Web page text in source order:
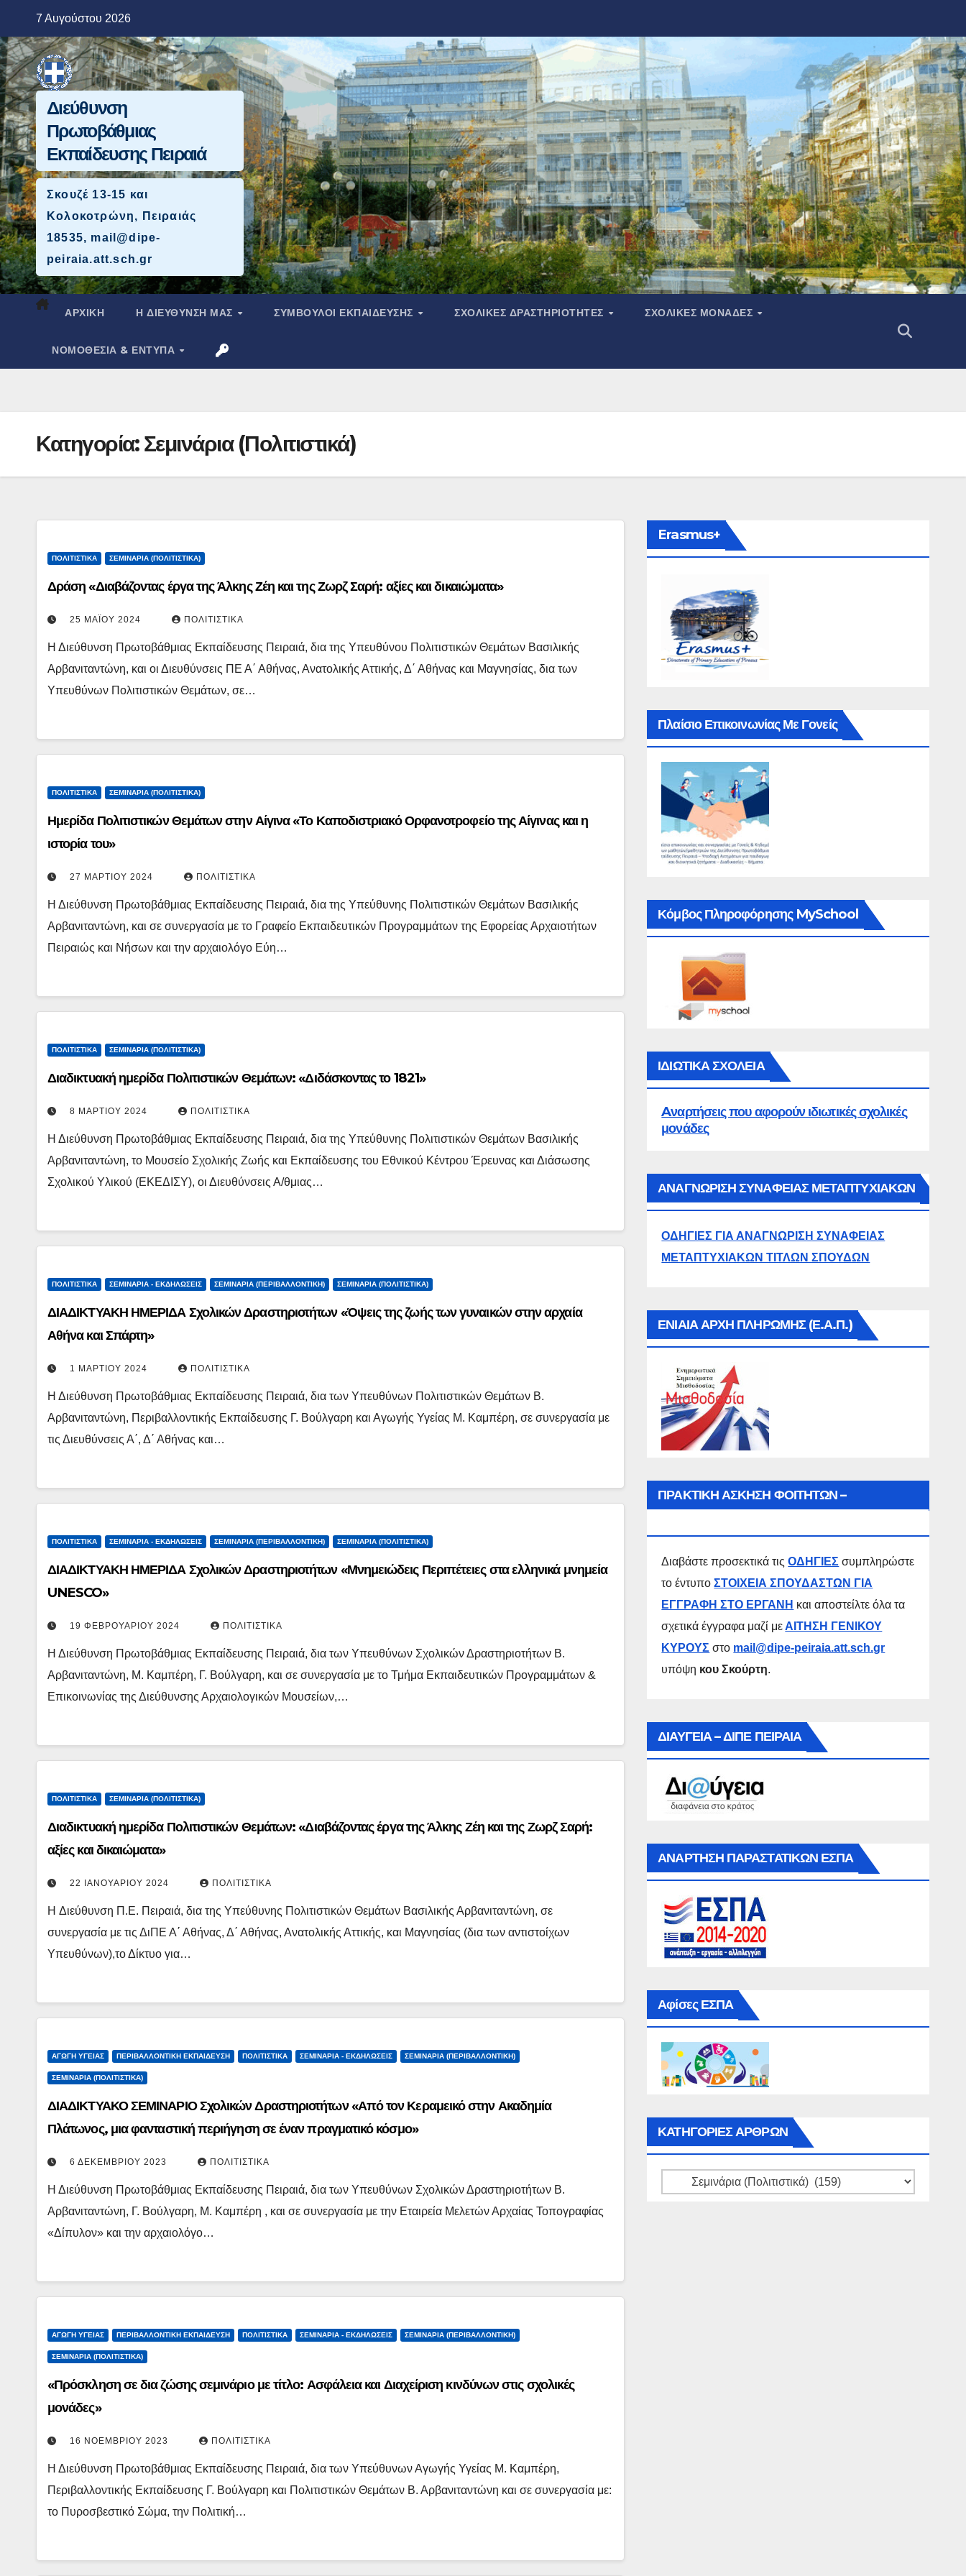
περιεχόμενο
7 Αυγούστου 2026
Διεύθυνση
Πρωτοβάθμιας
Εκπαίδευσης Πειραιά
Σκουζέ 13-15 και
Κολοκοτρώνη, Πειραιάς
18535, mail@dipe-
peiraia.att.sch.gr
ΑΡΧΙΚΉ Η ΔΙΕΥΘΥΝΣΗ ΜΑΣ ΣΥΜΒΟΥΛΟΙ ΕΚΠΑΙΔΕΥΣΗΣ ΣΧΟΛΙΚΕΣ ΔΡΑΣΤΗΡΙΟΤΗΤΕΣ ΣΧΟΛΙΚΕΣ ΜΟΝΑΔΕΣ
ΝΟΜΟΘΕΣΊΑ & ΈΝΤΥΠΑ
Κατηγορία:Σεμινάρια (Πολιτιστικά)
ΠΟΛΙΤΙΣΤΙΚΆ ΣΕΜΙΝΆΡΙΑ (ΠΟΛΙΤΙΣΤΙΚΆ)
Δράση «Διαβάζοντας έργα της Άλκης Ζέη και της Ζωρζ Σαρή: αξίες και δικαιώματα»
25 ΜΑΪ́ΟΥ 2024 ΠΟΛΙΤΙΣΤΙΚΆ
Η Διεύθυνση Πρωτοβάθμιας Εκπαίδευσης Πειραιά, δια της Υπευθύνου Πολιτιστικών Θεμάτων Βασιλικής
Αρβανιταντώνη, και οι Διευθύνσεις ΠΕ Α΄ Αθήνας, Ανατολικής Αττικής, Δ΄ Αθήνας και Μαγνησίας, δια των
Υπευθύνων Πολιτιστικών Θεμάτων, σε…
ΠΟΛΙΤΙΣΤΙΚΆ ΣΕΜΙΝΆΡΙΑ (ΠΟΛΙΤΙΣΤΙΚΆ)
Ημερίδα Πολιτιστικών Θεμάτων στην Αίγινα «Το Καποδιστριακό Ορφανοτροφείο της Αίγινας και η
ιστορία του»
27 ΜΑΡΤΊΟΥ 2024 ΠΟΛΙΤΙΣΤΙΚΆ
Η Διεύθυνση Πρωτοβάθμιας Εκπαίδευσης Πειραιά, δια της Υπεύθυνης Πολιτιστικών Θεμάτων Βασιλικής
Αρβανιταντώνη, και σε συνεργασία με το Γραφείο Εκπαιδευτικών Προγραμμάτων της Εφορείας Αρχαιοτήτων
Πειραιώς και Νήσων και την αρχαιολόγο Εύη…
ΠΟΛΙΤΙΣΤΙΚΆ ΣΕΜΙΝΆΡΙΑ (ΠΟΛΙΤΙΣΤΙΚΆ)
Διαδικτυακή ημερίδα Πολιτιστικών Θεμάτων: «Διδάσκοντας το 1821»
8 ΜΑΡΤΊΟΥ 2024 ΠΟΛΙΤΙΣΤΙΚΆ
Η Διεύθυνση Πρωτοβάθμιας Εκπαίδευσης Πειραιά, δια της Υπεύθυνης Πολιτιστικών Θεμάτων Βασιλικής
Αρβανιταντώνη, το Μουσείο Σχολικής Ζωής και Εκπαίδευσης του Εθνικού Κέντρου Έρευνας και Διάσωσης
Σχολικού Υλικού (ΕΚΕΔΙΣΥ), οι Διευθύνσεις Α/θμιας…
ΠΟΛΙΤΙΣΤΙΚΆ ΣΕΜΙΝΆΡΙΑ - ΕΚΔΗΛΏΣΕΙΣ ΣΕΜΙΝΆΡΙΑ (ΠΕΡΙΒΑΛΛΟΝΤΙΚΉ) ΣΕΜΙΝΆΡΙΑ (ΠΟΛΙΤΙΣΤΙΚΆ)
ΔΙΑΔΙΚΤΥΑΚΗ ΗΜΕΡΙΔΑ Σχολικών Δραστηριοτήτων «Όψεις της ζωής των γυναικών στην αρχαία
Αθήνα και Σπάρτη»
1 ΜΑΡΤΊΟΥ 2024 ΠΟΛΙΤΙΣΤΙΚΆ
Η Διεύθυνση Πρωτοβάθμιας Εκπαίδευσης Πειραιά, δια των Υπευθύνων Πολιτιστικών Θεμάτων Β.
Αρβανιταντώνη, Περιβαλλοντικής Εκπαίδευσης Γ. Βούλγαρη και Αγωγής Υγείας Μ. Καμπέρη, σε συνεργασία με
τις Διευθύνσεις Α΄, Δ΄ Αθήνας και…
ΠΟΛΙΤΙΣΤΙΚΆ ΣΕΜΙΝΆΡΙΑ - ΕΚΔΗΛΏΣΕΙΣ ΣΕΜΙΝΆΡΙΑ (ΠΕΡΙΒΑΛΛΟΝΤΙΚΉ) ΣΕΜΙΝΆΡΙΑ (ΠΟΛΙΤΙΣΤΙΚΆ)
ΔΙΑΔΙΚΤΥΑΚΗ ΗΜΕΡΙΔΑ Σχολικών Δραστηριοτήτων «Μνημειώδεις Περιπέτειες στα ελληνικά μνημεία
UNESCO»
19 ΦΕΒΡΟΥΑΡΊΟΥ 2024 ΠΟΛΙΤΙΣΤΙΚΆ
Η Διεύθυνση Πρωτοβάθμιας Εκπαίδευσης Πειραιά, δια των Υπευθύνων Σχολικών Δραστηριοτήτων Β.
Αρβανιταντώνη, Μ. Καμπέρη, Γ. Βούλγαρη, και σε συνεργασία με το Τμήμα Εκπαιδευτικών Προγραμμάτων &
Επικοινωνίας της Διεύθυνσης Αρχαιολογικών Μουσείων,…
ΠΟΛΙΤΙΣΤΙΚΆ ΣΕΜΙΝΆΡΙΑ (ΠΟΛΙΤΙΣΤΙΚΆ)
Διαδικτυακή ημερίδα Πολιτιστικών Θεμάτων: «Διαβάζοντας έργα της Άλκης Ζέη και της Ζωρζ Σαρή:
αξίες και δικαιώματα»
22 ΙΑΝΟΥΑΡΊΟΥ 2024 ΠΟΛΙΤΙΣΤΙΚΆ
H Διεύθυνση Π.Ε. Πειραιά, δια της Υπεύθυνης Πολιτιστικών Θεμάτων Βασιλικής Αρβανιταντώνη, σε
συνεργασία με τις ΔιΠΕ Α΄ Αθήνας, Δ΄ Αθήνας, Ανατολικής Αττικής, και Μαγνησίας (δια των αντιστοίχων
Υπευθύνων),το Δίκτυο για…
ΑΓΩΓΉ ΥΓΕΊΑΣ ΠΕΡΙΒΑΛΛΟΝΤΙΚΉ ΕΚΠΑΊΔΕΥΣΗ ΠΟΛΙΤΙΣΤΙΚΆ ΣΕΜΙΝΆΡΙΑ - ΕΚΔΗΛΏΣΕΙΣ ΣΕΜΙΝΆΡΙΑ (ΠΕΡΙΒΑΛΛΟΝΤΙΚΉ)
ΣΕΜΙΝΆΡΙΑ (ΠΟΛΙΤΙΣΤΙΚΆ)
ΔΙΑΔΙΚΤΥΑΚΟ ΣΕΜΙΝΑΡΙΟ Σχολικών Δραστηριοτήτων «Από τον Κεραμεικό στην Ακαδημία
Πλάτωνος, μια φανταστική περιήγηση σε έναν πραγματικό κόσμο»
6 ΔΕΚΕΜΒΡΊΟΥ 2023 ΠΟΛΙΤΙΣΤΙΚΆ
Η Διεύθυνση Πρωτοβάθμιας Εκπαίδευσης Πειραιά, δια των Υπευθύνων Σχολικών Δραστηριοτήτων Β.
Αρβανιταντώνη, Γ. Βούλγαρη, Μ. Καμπέρη , και σε συνεργασία με την Εταιρεία Μελετών Αρχαίας Τοπογραφίας
«Δίπυλον» και την αρχαιολόγο…
ΑΓΩΓΉ ΥΓΕΊΑΣ ΠΕΡΙΒΑΛΛΟΝΤΙΚΉ ΕΚΠΑΊΔΕΥΣΗ ΠΟΛΙΤΙΣΤΙΚΆ ΣΕΜΙΝΆΡΙΑ - ΕΚΔΗΛΏΣΕΙΣ ΣΕΜΙΝΆΡΙΑ (ΠΕΡΙΒΑΛΛΟΝΤΙΚΉ)
ΣΕΜΙΝΆΡΙΑ (ΠΟΛΙΤΙΣΤΙΚΆ)
«Πρόσκληση σε δια ζώσης σεμινάριο με τίτλο: Ασφάλεια και Διαχείριση κινδύνων στις σχολικές
μονάδες»
16 ΝΟΕΜΒΡΊΟΥ 2023 ΠΟΛΙΤΙΣΤΙΚΆ
Η Διεύθυνση Πρωτοβάθμιας Εκπαίδευσης Πειραιά, δια των Υπεύθυνων Αγωγής Υγείας Μ. Καμπέρη,
Περιβαλλοντικής Εκπαίδευσης Γ. Βούλγαρη και Πολιτιστικών Θεμάτων Β. Αρβανιταντώνη και σε συνεργασία με:
το Πυροσβεστικό Σώμα, την Πολιτική…
Erasmus+
Πλαίσιο Επικοινωνίας Με Γονείς
Κόμβος Πληροφόρησης MySchool
ΙΔΙΩΤΙΚΑ ΣΧΟΛΕΙΑ
Aναρτήσεις που αφορούν ιδιωτικές σχολικές
μονάδες
ΑΝΑΓΝΩΡΙΣΗ ΣΥΝΑΦΕΙΑΣ ΜΕΤΑΠΤΥΧΙΑΚΩΝ
ΟΔΗΓΙΕΣ ΓΙΑ ΑΝΑΓΝΩΡΙΣΗ ΣΥΝΑΦΕΙΑΣ
ΜΕΤΑΠΤΥΧΙΑΚΩΝ ΤΙΤΛΩΝ ΣΠΟΥΔΩΝ
ΕΝΙΑΙΑ ΑΡΧΗ ΠΛΗΡΩΜΗΣ (Ε.Α.Π.)
ΠΡΑΚΤΙΚΗ ΑΣΚΗΣΗ ΦΟΙΤΗΤΩΝ –
Διαβάστε προσεκτικά τιςΟΔΗΓΙΕΣ συμπληρώστε
το έντυποΣΤΟΙΧΕΙΑ ΣΠΟΥΔΑΣΤΩΝ ΓΙΑ
ΕΓΓΡΑΦΗ ΣΤΟ ΕΡΓΑΝΗ και αποστείλτε όλα τα
σχετικά έγγραφα μαζί μεΑΙΤΗΣΗ ΓΕΝΙΚΟΥ
ΚΥΡΟΥΣ στο mail@dipe-peiraia.att.sch.gr
υπόψη κου Σκούρτη.
ΔΙΑΥΓΕΙΑ – ΔΙΠΕ ΠΕΙΡΑΙΑ
ΑΝΑΡΤΗΣΗ ΠΑΡΑΣΤΑΤΙΚΩΝ ΕΣΠΑ
Αφίσες ΕΣΠΑ
ΚΑΤΗΓΟΡΙΕΣ ΑΡΘΡΩΝ
ΚΑΤΗΓΟΡΙΕΣ